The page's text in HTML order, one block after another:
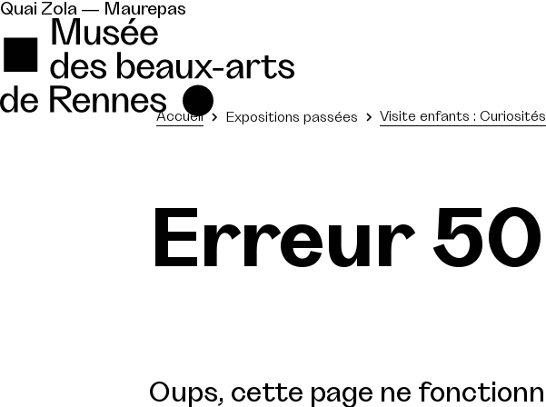
Quai Zola — Maurepas
Accueil Expositions passées Visite enfants :
Erreur
Oups, cette page ne